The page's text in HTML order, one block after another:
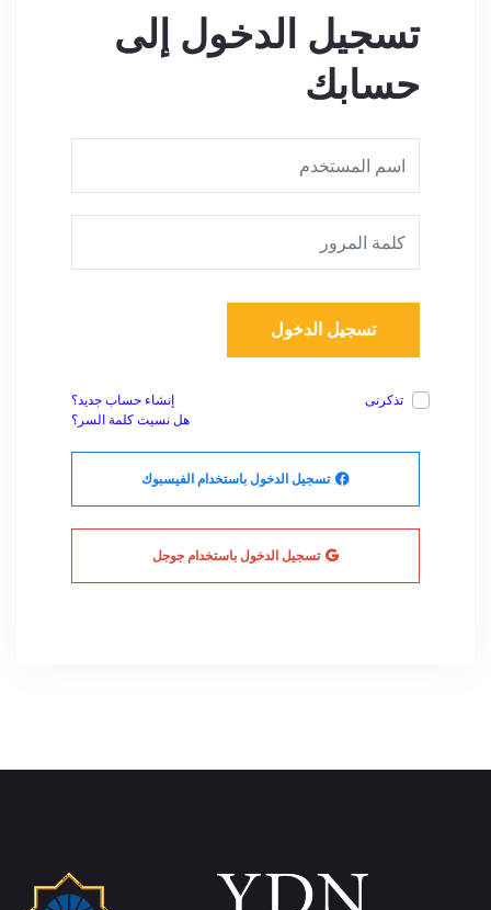
تسجيل الدخول إلى
حسابك
تسجيل الدخول
تذكرنى
إنشاء حساب جديد؟
هل نسيت كلمة السر؟
تسجيل الدخول باستخدام الفيسبوك
تسجيل الدخول باستخدام جوجل